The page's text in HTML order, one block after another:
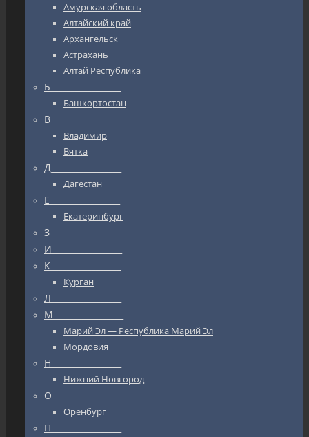
Амурская область
Алтайский край
Архангельск
Астрахань
Алтай Республика
Б_________________
Башкортостан
В_________________
Владимир
Вятка
Д_________________
Дагестан
Е_________________
Екатеринбург
З_________________
И_________________
К_________________
Курган
Л_________________
М_________________
Марий Эл — Республика Марий Эл
Мордовия
Н_________________
Нижний Новгород
О_________________
Оренбург
П_________________